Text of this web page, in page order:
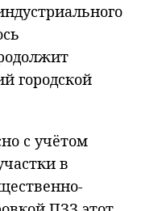
городской
с учётом
в